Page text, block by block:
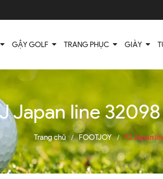
GẬY GOLF TRANG PHỤC GIÀY
Japan line
Trang chủ / FOOTJOY / FJ Japan